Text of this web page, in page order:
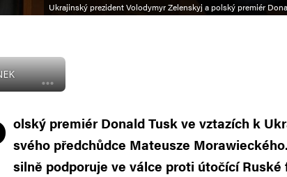
Ukrajinský prezident Volodymyr Zelenskyj a polský premiér
olský premiér Donald Tusk ve vztazích k
svého předchůdce Mateusze
silně podporuje ve válce proti útočící Ruské